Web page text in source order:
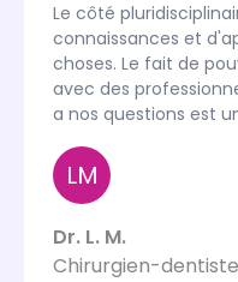
Le côté
connaissances et
choses. Le fait de
avec des
a nos questions est
LM
Dr. L. M.
Chirurgien-